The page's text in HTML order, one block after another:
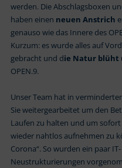
werden. Die Abschlagsboxen
haben einen neuen Anstrich
genauso wie das Innere des
Kurzum: es wurde alles auf
gebracht und die Natur blüht
OPEN.9.
Unser Team hat in
Sie weitergearbeitet um den
Laufen zu halten und um
wieder nahtlos aufnehmen zu
Corona“. So wurden ein paar IT-
Neustrukturierungen